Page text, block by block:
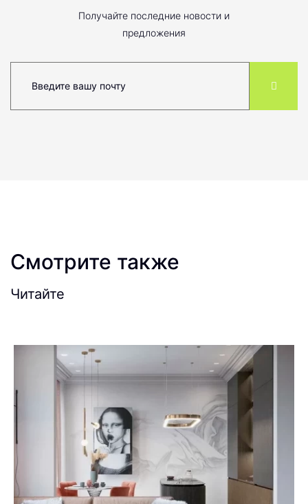
Получайте последние новости и
предложения
Смотрите также
Читайте